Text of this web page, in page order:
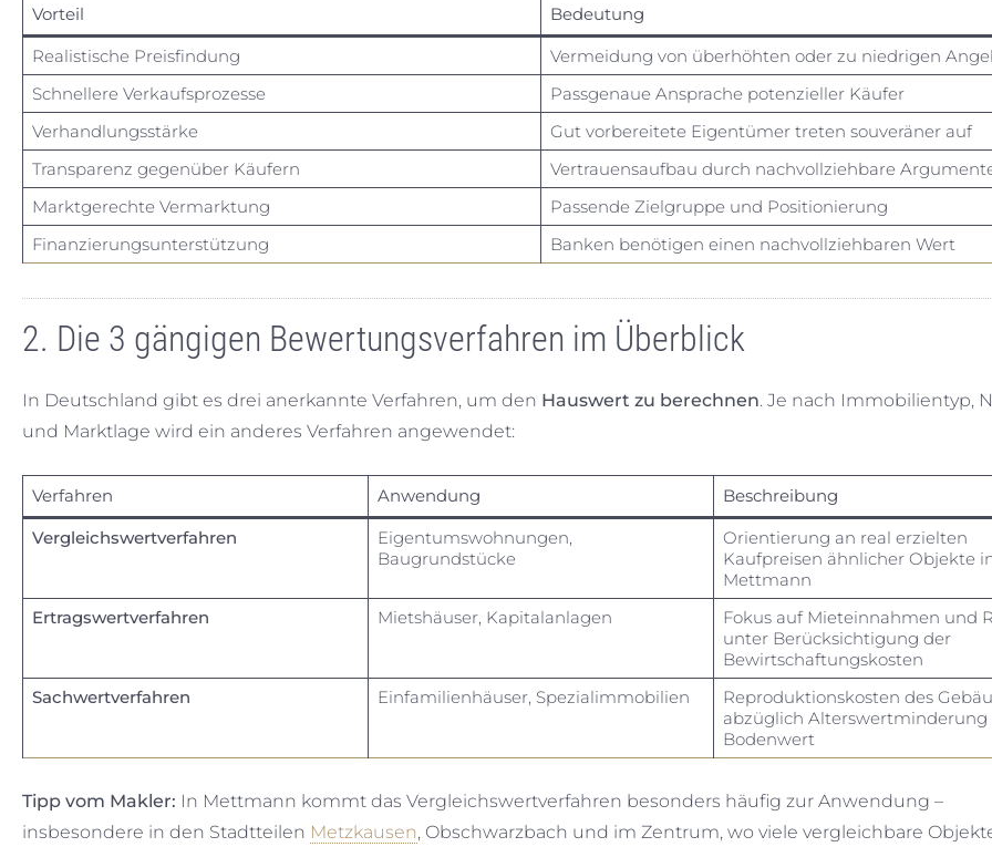
Vorteil
Bedeutung
Realistische Preisfindung
Vermeidung von überhöhten oder zu niedrigen
Schnellere Verkaufsprozesse
Passgenaue Ansprache potenzieller Käufer
Verhandlungsstärke
Gut vorbereitete Eigentümer treten souveräner auf
Transparenz gegenüber Käufern
Vertrauensaufbau durch nachvollziehbare
Marktgerechte Vermarktung
Passende Zielgruppe und Positionierung
Finanzierungsunterstützung
Banken benötigen einen nachvollziehbaren Wert
2. Die 3 gängigen Bewertungsverfahren im Überblick
In Deutschland gibt es drei anerkannte Verfahren, um den Hauswert zu berechnen. Je nach Immobilientyp,
und Marktlage wird ein anderes Verfahren angewendet:
Verfahren Anwendung
Beschreibung
Vergleichswertverfahren
Eigentumswohnungen,
Baugrundstücke
Orientierung an real erzielten
Kaufpreisen ähnlicher Objekte
Mettmann
Ertragswertverfahren
Mietshäuser, Kapitalanlagen
Fokus auf Mieteinnahmen und
unter Berücksichtigung der
Bewirtschaftungskosten
Sachwertverfahren
Einfamilienhäuser, Spezialimmobilien
Reproduktionskosten des
abzüglich Alterswertminderung
Bodenwert
Tipp vom Makler: In Mettmann kommt das Vergleichswertverfahren besonders häufig zur Anwendung –
insbesondere in den Stadtteilen Metzkausen, Obschwarzbach und im Zentrum, wo viele vergleichbare